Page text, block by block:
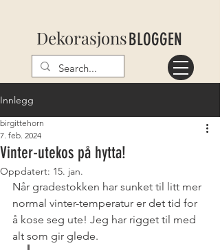
DekorasjonsBLOGGEN
Innlegg
Vinter-utekos på hytta!
birgittehorn
7. feb. 2024
Oppdatert: 15. jan.
Når gradestokken har sunket til litt mer
normal vinter-temperatur er det tid for
å kose seg ute! Jeg har rigget til med
alt som gir glede.